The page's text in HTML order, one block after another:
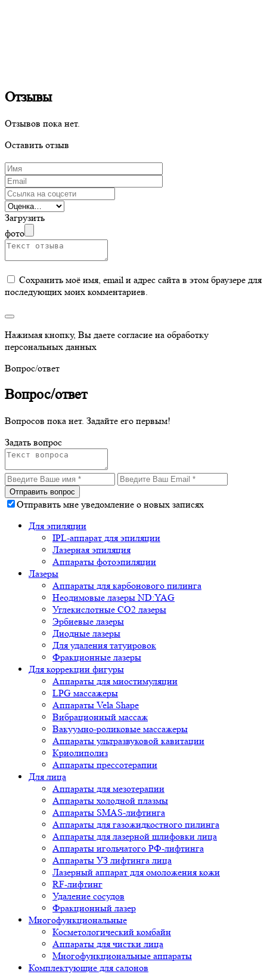
Отзывы
Отзывов пока нет.
Оставить отзыв
Загрузить
фото
Сохранить моё имя, email и адрес сайта в этом браузере для
последующих моих комментариев.
Нажимая кнопку, Вы даете согласие на обработку
персональных данных
Вопрос/ответ
Вопрос/ответ
Вопросов пока нет. Задайте его первым!
Задать вопрос
Отправить мне уведомление о новых записях
Для эпиляции
IPL-аппарат для эпиляции
Лазерная эпиляция
Аппараты фотоэпиляции
Лазеры
Аппараты для карбонового пилинга
Неодимовые лазеры ND:YAG
Углекислотные СО2 лазеры
Эрбиевые лазеры
Диодные лазеры
Для удаления татуировок
Фракционные лазеры
Для коррекции фигуры
Аппараты для миостимуляции
LPG массажеры
Аппараты Vela Shape
Вибрационный массаж
Вакуумно-роликовые массажеры
Аппараты ультразвуковой кавитации
Криолиполиз
Аппараты прессотерапии
Для лица
Аппараты для мезотерапии
Аппараты холодной плазмы
Аппараты SMAS-лифтинга
Аппараты для газожидкостного пилинга
Аппараты для лазерной шлифовки лица
Аппараты игольчатого РФ-лифтинга
Аппараты УЗ лифтинга лица
Лазерный аппарат для омоложения кожи
RF-лифтинг
Удаление сосудов
Фракционный лазер
Многофункциональные
Косметологический комбайн
Аппараты для чистки лица
Многофункциональные аппараты
Комплектующие для салонов